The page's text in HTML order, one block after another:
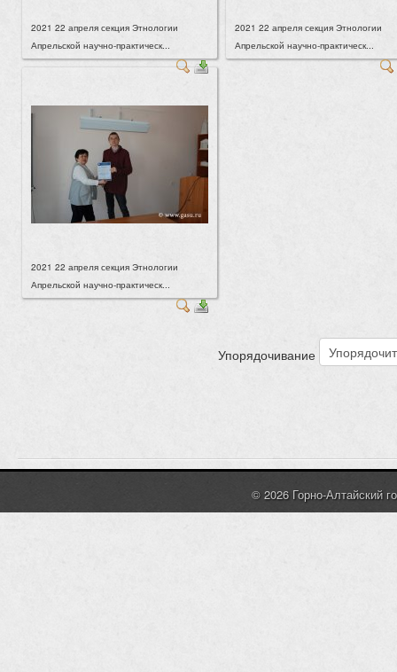
2021 22 апреля секция Этнологии
Апрельской научно-практическ...
2021 22 апреля секция Этнологии
Апрельской научно-практическ...
2021 22 апреля секция Этнологии
Апрельской научно-практическ...
Упорядочивание
© 2026 Горно-Алтайский